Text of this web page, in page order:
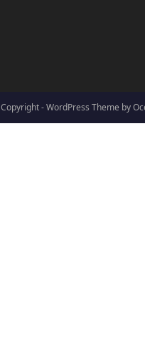
Copyright - WordPress Theme by